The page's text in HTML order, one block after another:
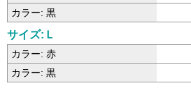
カラー: 黒
サイズ:Ｌ
カラー: 赤
カラー: 黒